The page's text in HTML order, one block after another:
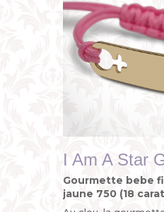
I Am A Star
Gourmette bebe
jaune 750 (18